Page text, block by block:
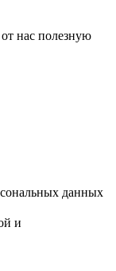
нас полезную
данных
и